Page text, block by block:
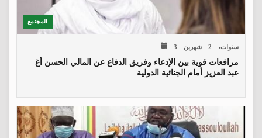
المجتمع
3 سنوات، 2 شهرين
مرافعات قوية بين الإدعاء وفريق الدفاع عن المالي الحسن أغ
عبد العزيز أمام الجنائية الدولية